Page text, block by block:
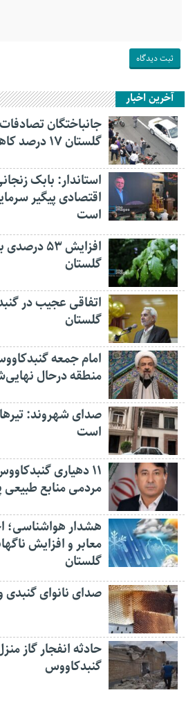
آخرین اخبار
جانباختگان
گلستان ۱۷ درصد کاهش یافت
اقتصادی پیگیر
است
افزایش ۵۳
گلستان
اتفاقی عجیب در‌
گلستان
امام جمعه
منطقه درحال
صدای شهروند:
است
۱۱ دهیاری
مردمی منابع طبیعی
هشدار هواشناسی؛
معابر و افزایش
گلستان
صدای نانوای گنبدی
حادثه انفجار گاز
گنبدکاووس